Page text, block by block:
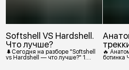
Softshell VS Hardshell.
Что лучше?
🌲Сегодня на разборе "Softshell
vs Hardshell — что лучше?" 1.
🔥
ботинка